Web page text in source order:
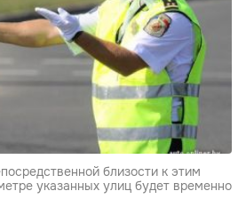
близости к этим
указанных улиц будет временно